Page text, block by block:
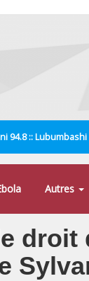
94.8 ::
Autres
droit